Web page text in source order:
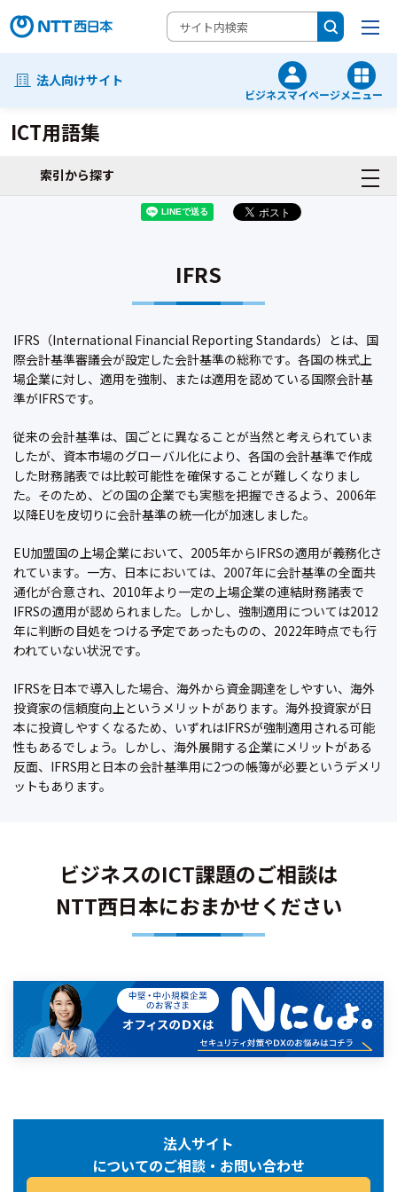
法人向けサイト
ビジネスマイページメニュー
ICT用語集
索引から探す
IFRS
IFRS（International Financial Reporting Standards）とは、国
際会計基準審議会が設定した会計基準の総称です。各国の株式上
場企業に対し、適用を強制、または適用を認めている国際会計基
準がIFRSです。
従来の会計基準は、国ごとに異なることが当然と考えられていま
したが、資本市場のグローバル化により、各国の会計基準で作成
した財務諸表では比較可能性を確保することが難しくなりまし
た。そのため、どの国の企業でも実態を把握できるよう、2006年
以降EUを皮切りに会計基準の統一化が加速しました。
EU加盟国の上場企業において、2005年からIFRSの適用が義務化さ
れています。一方、日本においては、2007年に会計基準の全面共
通化が合意され、2010年より一定の上場企業の連結財務諸表で
IFRSの適用が認められました。しかし、強制適用については2012
年に判断の目処をつける予定であったものの、2022年時点でも行
われていない状況です。
IFRSを日本で導入した場合、海外から資金調達をしやすい、海外
投資家の信頼度向上というメリットがあります。海外投資家が日
本に投資しやすくなるため、いずれはIFRSが強制適用される可能
性もあるでしょう。しかし、海外展開する企業にメリットがある
反面、IFRS用と日本の会計基準用に2つの帳簿が必要というデメリ
ットもあります。
ビジネスのICT課題のご相談は
NTT西日本におまかせください
法人サイト
についてのご相談・お問い合わせ